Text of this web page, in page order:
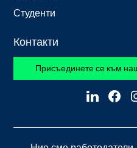
Студенти
Контакти
Присъединете се към